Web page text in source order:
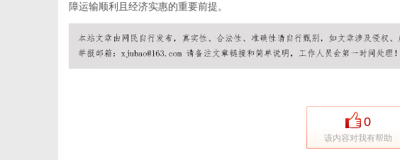
障运输顺利且经济实惠的重要前提。
0
该内容对我有帮助